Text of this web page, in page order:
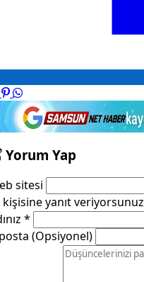
Yorum Yap
sitesi
kişisine yanıt veriyorsunuz
*
(Opsiyonel)